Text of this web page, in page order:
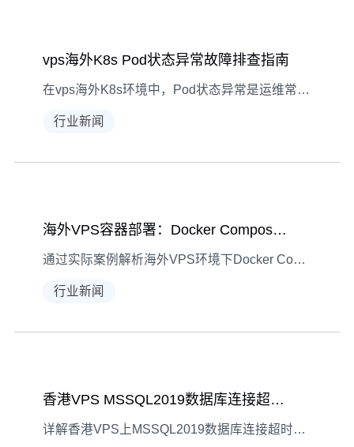
vps海外K8s Pod状态异常故障排查指南
在vps海外K8s环境中，Pod状态异常是运维常见问题。本文从异常识别、原因诊断到具体解决，系统梳理排查思路，助你快速定位并修复问题。
行业新闻
海外VPS容器部署：Docker Compose故障排查实战
通过实际案例解析海外VPS环境下Docker Compose部署故障，涵盖服务启动异常的诊断流程与修复方法，助力高效解决容器运维问题。
行业新闻
香港VPS MSSQL2019数据库连接超时故障排查
详解香港VPS上MSSQL2019数据库连接超时的常见现象、诊断步骤及解决方法，覆盖网络、服务、配置、性能四大排查方向，附真实优化案例。